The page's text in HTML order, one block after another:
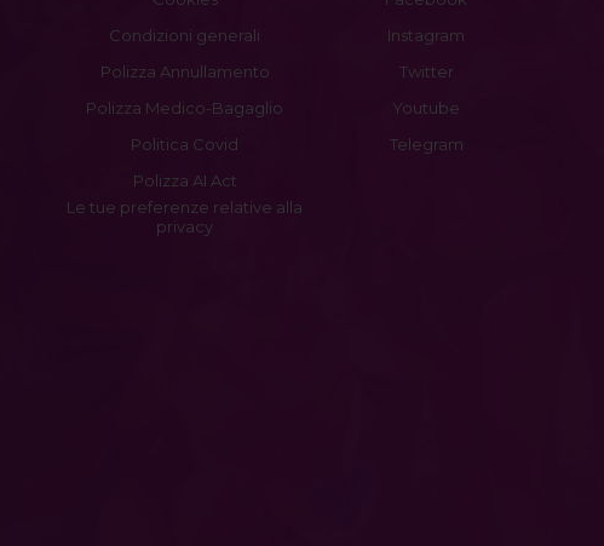
Condizioni generali
Polizza Annullamento
Polizza Medico-Bagaglio
Politica Covid
Polizza AI Act
Le tue preferenze relative alla
privacy
Instagram
Twitter
Youtube
Telegram